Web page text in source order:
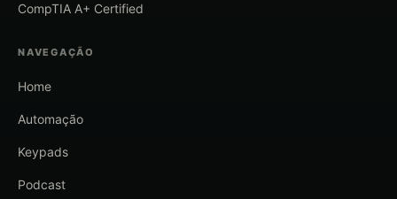
CompTIA A+ Certified
NAVEGAÇÃO
Home
Automação
Keypads
Podcast